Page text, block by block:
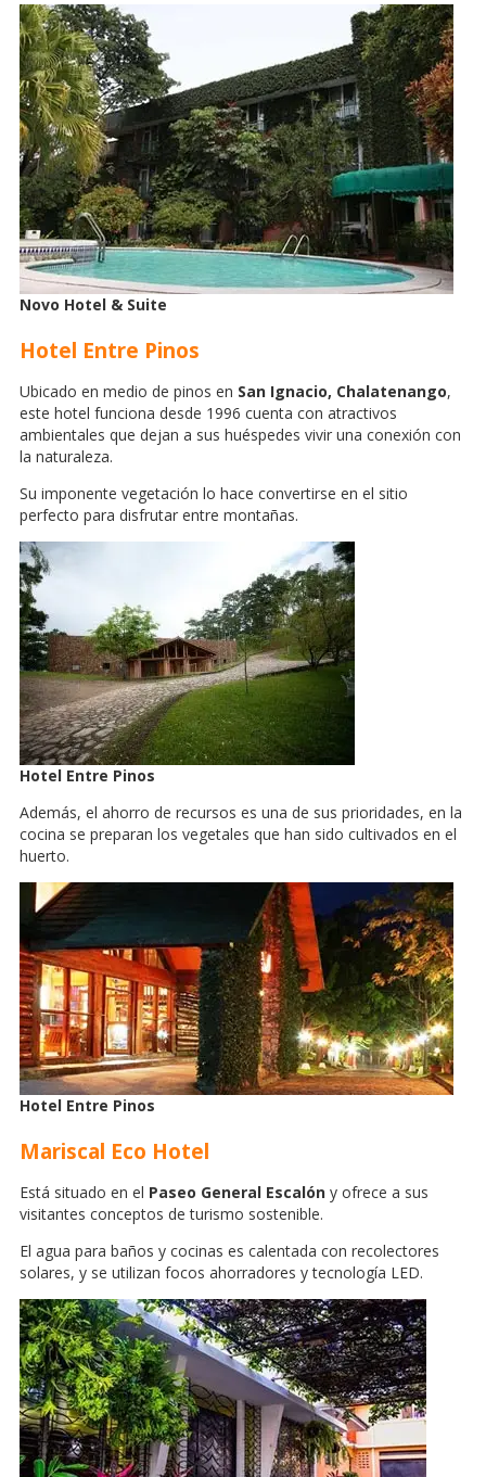
Novo Hotel & Suite
Hotel Entre Pinos
Ubicado en medio de pinos en San Ignacio, Chalatenango,
este hotel funciona desde 1996 cuenta con atractivos
ambientales que dejan a sus huéspedes vivir una conexión con
la naturaleza.
Su imponente vegetación lo hace convertirse en el sitio
perfecto para disfrutar entre montañas.
Hotel Entre Pinos
Además, el ahorro de recursos es una de sus prioridades, en la
cocina se preparan los vegetales que han sido cultivados en el
huerto.
Hotel Entre Pinos
Mariscal Eco Hotel
Está situado en el Paseo General Escalón y ofrece a sus
visitantes conceptos de turismo sostenible.
El agua para baños y cocinas es calentada con recolectores
solares, y se utilizan focos ahorradores y tecnología LED.